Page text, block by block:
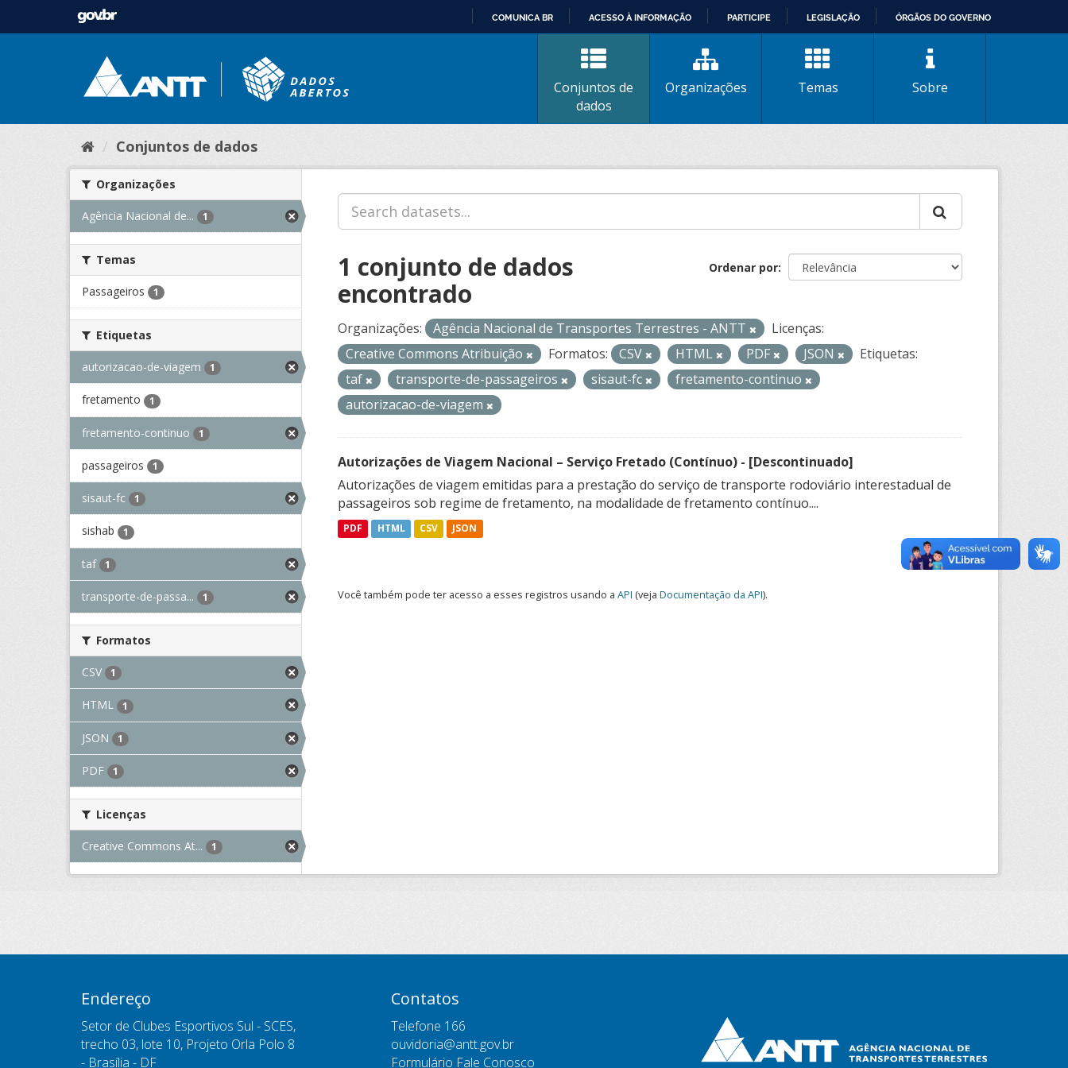
CONTEÚDO
COMUNICA BR ACESSO À INFORMAÇÃO PARTICIPE LEGISLAÇÃO ÓRGÃOS DO GOVERNO
Conjuntos de
dados
Organizações Temas Sobre
Conjuntos de dados
Organizações
Agência Nacional de... 1
Temas
Passageiros 1
Etiquetas
autorizacao-de-viagem 1
fretamento 1
fretamento-continuo 1
passageiros 1
sisaut-fc 1
sishab 1
taf 1
transporte-de-passa... 1
Formatos
CSV 1
HTML 1
JSON 1
PDF 1
Licenças
Creative Commons At... 1
Ordenar por
1 conjunto de dados
encontrado
Organizações: Agência Nacional de Transportes Terrestres - ANTT
Licenças:
Creative Commons Atribuição
Formatos: CSV HTML PDF JSON
Etiquetas:
taf
transporte-de-passageiros sisaut-fc
fretamento-continuo
autorizacao-de-viagem
Autorizações de Viagem Nacional – Serviço Fretado (Contínuo) - [Descontinuado]
Autorizações de viagem emitidas para a prestação do serviço de transporte rodoviário interestadual de
passageiros sob regime de fretamento, na modalidade de fretamento contínuo....
PDF HTML CSV JSON
Você também pode ter acesso a esses registros usando a API (veja Documentação da API).
Endereço
Setor de Clubes Esportivos Sul - SCES,
trecho 03, lote 10, Projeto Orla Polo 8
- Brasília - DF
Contatos
Telefone 166
ouvidoria@antt.gov.br
Formulário Fale Conosco